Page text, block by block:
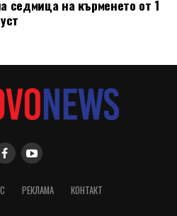
седмица на кърменето от 1
РЕКЛАМА КОНТАКТ